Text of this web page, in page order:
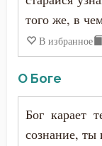
Гнев Божий
Гордость
Деньги
Диадох
Димитрий
Епифаний
того же, в
В избранное
О Боге
Бог карает
сознание, ты